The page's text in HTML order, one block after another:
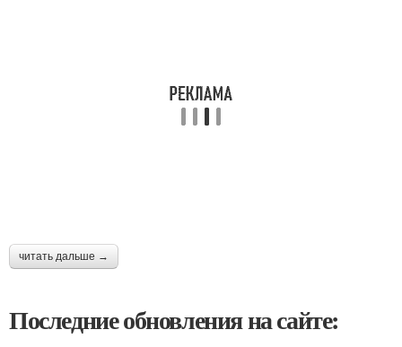
читать дальше →
Последние обновления на сайте: